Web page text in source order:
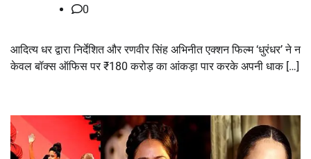
0
आदित्य धर द्वारा निर्देशित और रणवीर सिंह अभिनीत एक्शन फिल्म ‘धुरंधर’ ने न
केवल बॉक्स ऑफिस पर ₹180 करोड़ का आंकड़ा पार करके अपनी धाक […]